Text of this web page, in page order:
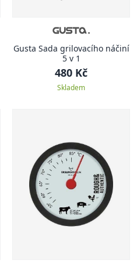
Gusta Sada grilovacího náčiní
5 v 1
480 Kč
Skladem